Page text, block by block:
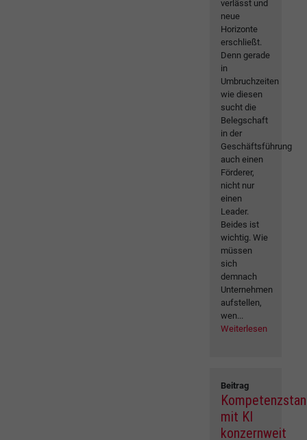
verlässt und
neue
Horizonte
erschließt.
Denn gerade
in
Umbruchzeiten
wie diesen
sucht die
Belegschaft
in der
Geschäftsführung
auch einen
Förderer,
nicht nur
einen
Leader.
Beides ist
wichtig. Wie
müssen
sich
demnach
Unternehmen
aufstellen,
wen...
Weiterlesen
Beitrag
mit KI
konzernweit